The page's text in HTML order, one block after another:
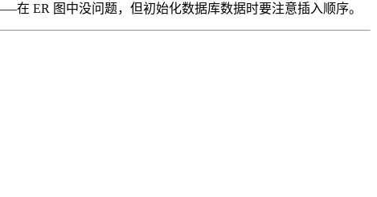
在 ER 图中没问题，但初始化数据库数据时要注意插入顺序。